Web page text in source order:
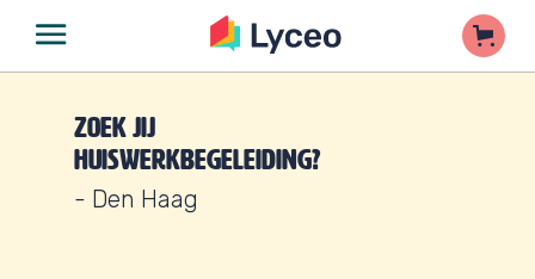
Zoek jij
huiswerkbegeleiding?
- Den Haag